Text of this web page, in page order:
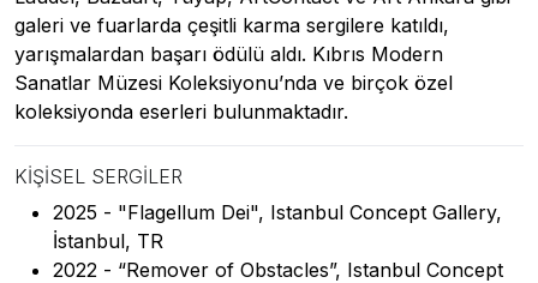
galeri ve fuarlarda çeşitli karma sergilere katıldı,
yarışmalardan başarı ödülü aldı. Kıbrıs Modern
Sanatlar Müzesi Koleksiyonu’nda ve birçok özel
koleksiyonda eserleri bulunmaktadır.
KIŞISEL SERGILER
2025 - "Flagellum Dei", Istanbul Concept Gallery,
İstanbul, TR
2022 - “Remover of Obstacles”, Istanbul Concept